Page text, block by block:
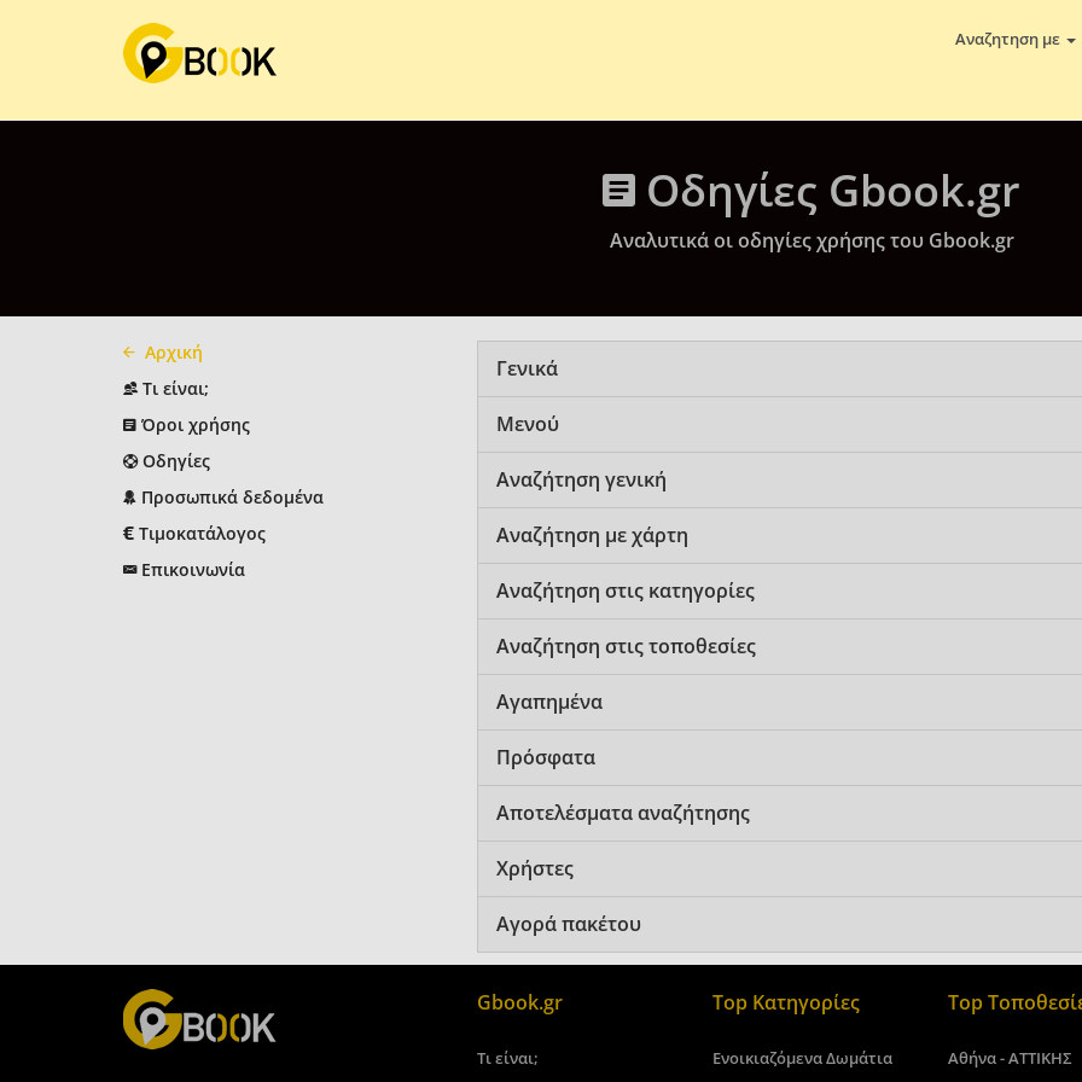
Αναζητηση με
Οδηγίες Gbook.gr
Αναλυτικά οι oδηγίες χρήσης του Gbook.gr
Αρχική
Τι είναι;
Όροι χρήσης
Οδηγίες
Προσωπικά δεδομένα
Τιμοκατάλογος
Επικοινωνία
Γενικά
Μενού
Αναζήτηση γενική
Αναζήτηση με χάρτη
Αναζήτηση στις κατηγορίες
Αναζήτηση στις τοποθεσίες
Αγαπημένα
Πρόσφατα
Αποτελέσματα αναζήτησης
Χρήστες
Αγορά πακέτου
Gbook.gr
Τι είναι;
Top Κατηγορίες
Ενοικιαζόμενα Δωμάτια
Top
Αθήνα - ΑΤΤΙΚΗΣ